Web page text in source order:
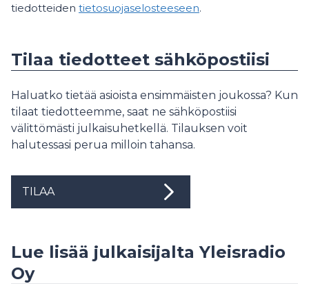
tiedotteiden tietosuojaselosteeseen.
Tilaa tiedotteet sähköpostiisi
Haluatko tietää asioista ensimmäisten joukossa? Kun
tilaat tiedotteemme, saat ne sähköpostiisi
välittömästi julkaisuhetkellä. Tilauksen voit
halutessasi perua milloin tahansa.
TILAA
Lue lisää julkaisijalta Yleisradio
Oy